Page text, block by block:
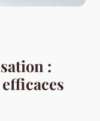
: